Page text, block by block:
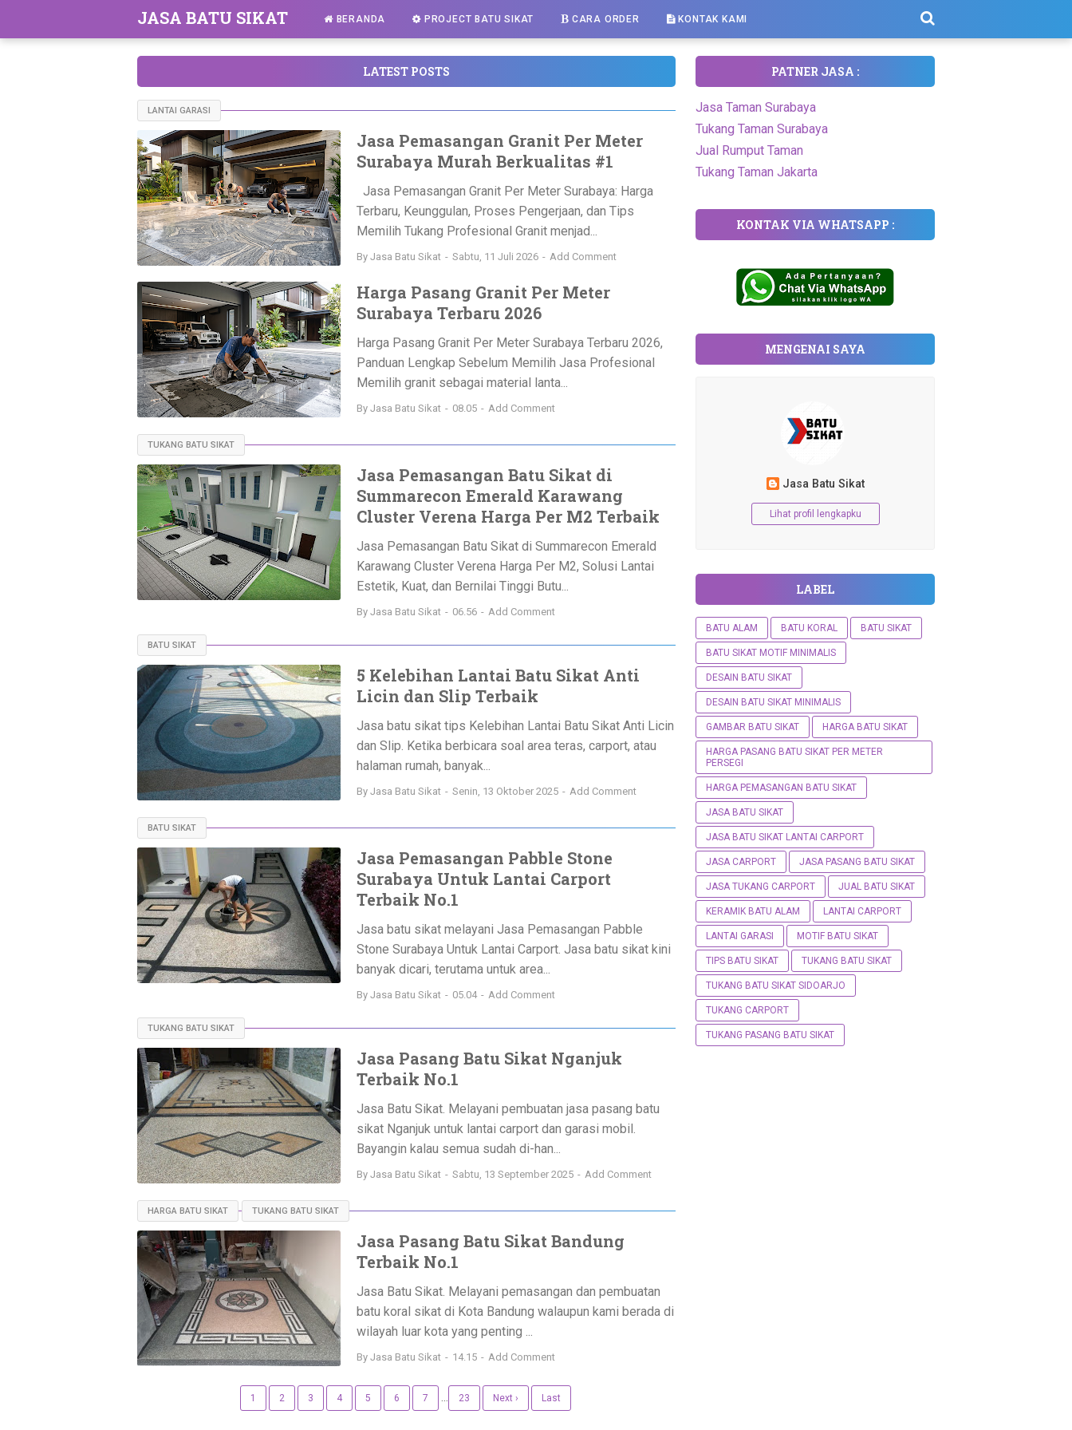
JASA BATU SIKAT BERANDA PROJECT BATU SIKAT CARA ORDER KONTAK KAMI
LATEST POSTS
LANTAI GARASI
Jasa Pemasangan Granit Per Meter
Surabaya Murah Berkualitas #1
Jasa Pemasangan Granit Per Meter Surabaya: Harga
Terbaru, Keunggulan, Proses Pengerjaan, dan Tips
Memilih Tukang Profesional Granit menjad...
By Jasa Batu Sikat Sabtu, 11 Juli 2026 Add Comment
Harga Pasang Granit Per Meter
Surabaya Terbaru 2026
Harga Pasang Granit Per Meter Surabaya Terbaru 2026,
Panduan Lengkap Sebelum Memilih Jasa Profesional
Memilih granit sebagai material lanta...
By Jasa Batu Sikat 08.05 Add Comment
TUKANG BATU SIKAT
Jasa Pemasangan Batu Sikat di
Summarecon Emerald Karawang
Cluster Verena Harga Per M2 Terbaik
Jasa Pemasangan Batu Sikat di Summarecon Emerald
Karawang Cluster Verena Harga Per M2, Solusi Lantai
Estetik, Kuat, dan Bernilai Tinggi Butu...
By Jasa Batu Sikat 06.56 Add Comment
BATU SIKAT
5 Kelebihan Lantai Batu Sikat Anti
Licin dan Slip Terbaik
Jasa batu sikat tips Kelebihan Lantai Batu Sikat Anti Licin
dan Slip. Ketika berbicara soal area teras, carport, atau
halaman rumah, banyak...
By Jasa Batu Sikat Senin, 13 Oktober 2025 Add Comment
BATU SIKAT
Jasa Pemasangan Pabble Stone
Surabaya Untuk Lantai Carport
Terbaik No.1
Jasa batu sikat melayani Jasa Pemasangan Pabble
Stone Surabaya Untuk Lantai Carport. Jasa batu sikat kini
banyak dicari, terutama untuk area...
By Jasa Batu Sikat 05.04 Add Comment
TUKANG BATU SIKAT
Jasa Pasang Batu Sikat Nganjuk
Terbaik No.1
Jasa Batu Sikat. Melayani pembuatan jasa pasang batu
sikat Nganjuk untuk lantai carport dan garasi mobil.
Bayangin kalau semua sudah di-han...
By Jasa Batu Sikat Sabtu, 13 September 2025 Add Comment
HARGA BATU SIKAT TUKANG BATU SIKAT
Jasa Pasang Batu Sikat Bandung
Terbaik No.1
Jasa Batu Sikat. Melayani pemasangan dan pembuatan
batu koral sikat di Kota Bandung walaupun kami berada di
wilayah luar kota yang penting ...
By Jasa Batu Sikat 14.15 Add Comment
1 2 3 4 5 6 7 ... 23 Next › Last
PATNER JASA :
Jasa Taman Surabaya
Tukang Taman Surabaya
Jual Rumput Taman
Tukang Taman Jakarta
KONTAK VIA WHATSAPP :
MENGENAI SAYA
Jasa Batu Sikat
Lihat profil lengkapku
LABEL
BATU ALAM BATU KORAL BATU SIKAT
BATU SIKAT MOTIF MINIMALIS
DESAIN BATU SIKAT
DESAIN BATU SIKAT MINIMALIS
GAMBAR BATU SIKAT HARGA BATU SIKAT
HARGA PASANG BATU SIKAT PER METER
PERSEGI
HARGA PEMASANGAN BATU SIKAT
JASA BATU SIKAT
JASA BATU SIKAT LANTAI CARPORT
JASA CARPORT JASA PASANG BATU SIKAT
JASA TUKANG CARPORT JUAL BATU SIKAT
KERAMIK BATU ALAM LANTAI CARPORT
LANTAI GARASI MOTIF BATU SIKAT
TIPS BATU SIKAT TUKANG BATU SIKAT
TUKANG BATU SIKAT SIDOARJO
TUKANG CARPORT
TUKANG PASANG BATU SIKAT